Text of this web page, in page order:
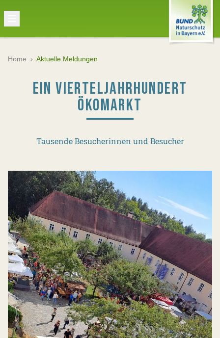
Home › Aktuelle Meldungen
EIN VIERTELJAHRHUNDERT
ÖKOMARKT
Tausende Besucherinnen und Besucher